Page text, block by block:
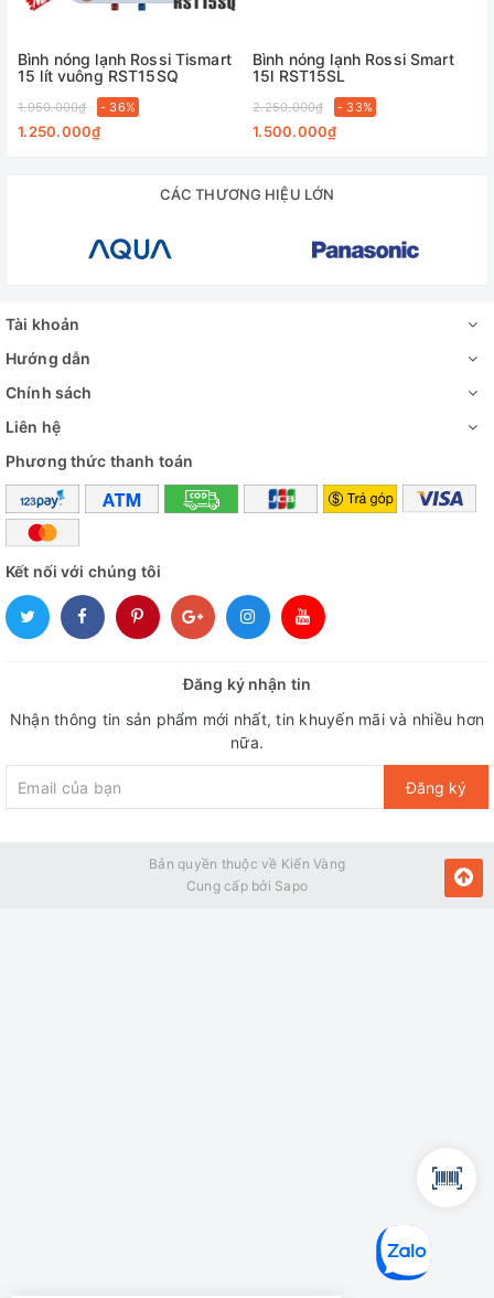
mặc dù phải tốn thời gian để làm nóng nước nhưng chiếc
30 lít cho phép bạn đun nước nóng 1 lần và sử dụng được
Lòng bình chứa tráng men Titan
cùng lớp cách nhiệt mật độ cao giữ
cho nước được nóng lâu hơn
Bên cạnh việc giúp cho thiết bị được bền bỉ hơn, thiết kế
nhiệt mật độ cao, giúp lưu giữ lại độ nóng cho nước lâu dài
Cầu dao chống rò điện ELCB bảo vệ
an toàn khỏi những mối nguy hại về
điện nhờ khả năng tự ngắt điện khi
Bình nóng lạnh Rossi Tismart
15 lít vuông RST15SQ
1.950.000₫ - 36%
1.250.000₫
Bình nóng lạnh Rossi Smart
15l RST15SL
2.250.000₫ - 33%
1.500.000₫
CÁC THƯƠNG HIỆU LỚN
Tài khoản
Hướng dẫn
Chính sách
Liên hệ
Phương thức thanh toán
Kết nối với chúng tôi
Đăng ký nhận tin
Nhận thông tin sản phẩm mới nhất, tin khuyến mãi và nhiều hơn
nữa.
Đăng ký
Bản quyền thuộc về Kiến Vàng
Cung cấp bởi Sapo